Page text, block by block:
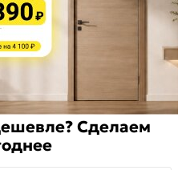
169.RU
Сделаем